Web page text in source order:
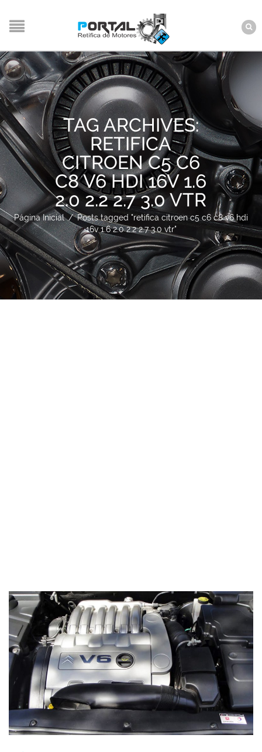
TAG ARCHIVES:
RETIFICA
CITROEN C5 C6
C8 V6 HDI 16V 1.6
2.0 2.2 2.7 3.0 VTR
Página Inicial / Posts tagged "retifica citroen c5 c6 c8 v6 hdi
16v 1.6 2.0 2.2 2.7 3.0 vtr"